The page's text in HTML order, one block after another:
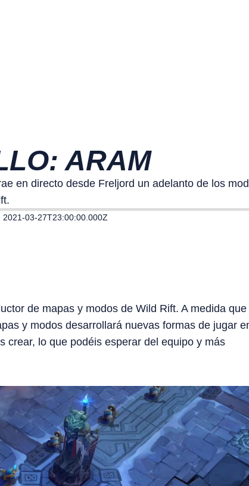
ARAM
en directo desde Freljord un adelanto de los
2021-03-27T23:00:00.000Z
de mapas y modos de Wild Rift. A medida que
y modos desarrollará nuevas formas de jugar
crear, lo que podéis esperar del equipo y más